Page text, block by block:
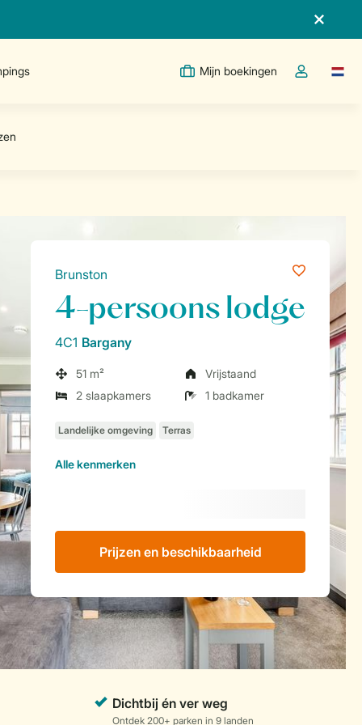
Mijn boekingen
Open deTaal
Brunston
4-persoons lodge
4C1 Bargany
51 m²
Vrijstaand
2 slaapkamers
1 badkamer
Allekenmerken
Prijzen en beschikbaarheid